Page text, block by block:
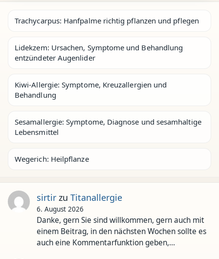
Trachycarpus: Hanfpalme richtig pflanzen und pflegen
Lidekzem: Ursachen, Symptome und Behandlung
entzündeter Augenlider
Kiwi-Allergie: Symptome, Kreuzallergien und
Behandlung
Sesamallergie: Symptome, Diagnose und sesamhaltige
Lebensmittel
Wegerich: Heilpflanze
sirtirzu Titanallergie
6. August 2026
Danke, gern Sie sind willkommen, gern auch mit
einem Beitrag, in den nächsten Wochen sollte es
auch eine Kommentarfunktion geben,…